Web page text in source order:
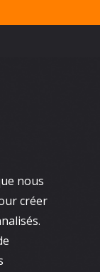
nous
créer